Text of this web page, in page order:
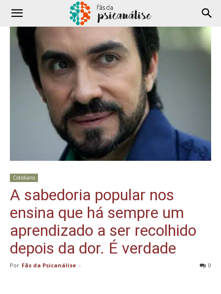
Cotidiano
A sabedoria popular nos
ensina que há sempre um
aprendizado a ser recolhido
depois da dor. É verdade
Por Fãs da Psicanálise - 0